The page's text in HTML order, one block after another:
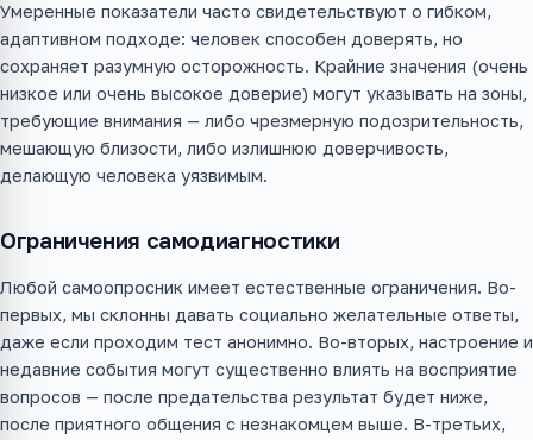
Умеренные показатели часто свидетельствуют о гибком,
адаптивном подходе: человек способен доверять, но
сохраняет разумную осторожность. Крайние значения (очень
низкое или очень высокое доверие) могут указывать на зоны,
требующие внимания — либо чрезмерную подозрительность,
мешающую близости, либо излишнюю доверчивость,
делающую человека уязвимым.
Ограничения самодиагностики
Любой самоопросник имеет естественные ограничения. Во-
первых, мы склонны давать социально желательные ответы,
даже если проходим тест анонимно. Во-вторых, настроение и
недавние события могут существенно влиять на восприятие
вопросов — после предательства результат будет ниже,
после приятного общения с незнакомцем выше. В-третьих,